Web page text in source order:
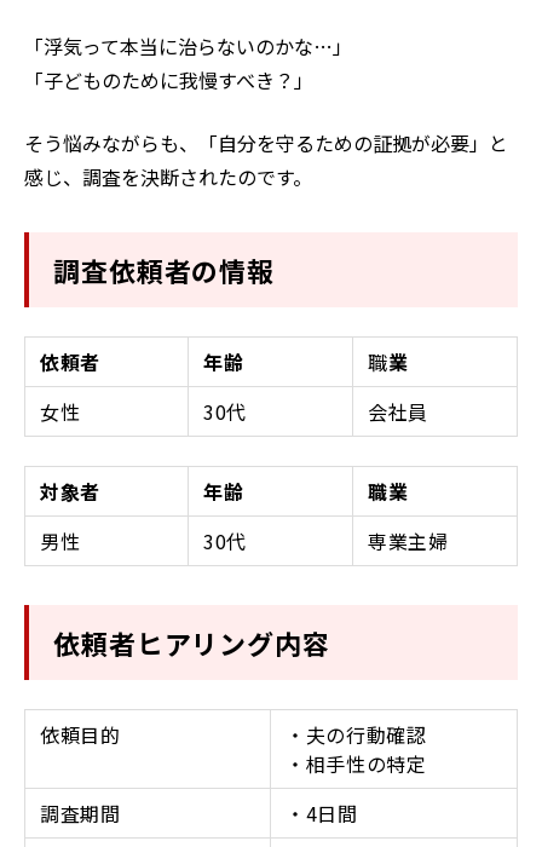
「浮気って本当に治らないのかな…」
「子どものために我慢すべき？」
そう悩みながらも、「自分を守るための証拠が必要」と
感じ、調査を決断されたのです。
調査依頼者の情報
依頼者 年齢 職業
女性
30代 会社員
対象者 年齢
職業
男性
30代 専業主婦
依頼者ヒアリング内容
依頼目的
・夫の行動確認
・相手性の特定
調査期間
・4日間